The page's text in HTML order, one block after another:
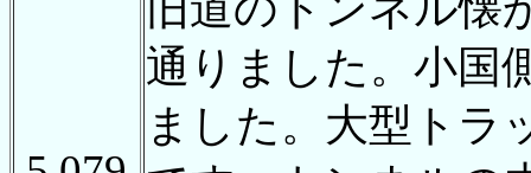
通りました。小国
ました。大型トラ